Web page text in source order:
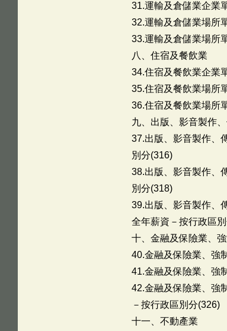
31.運輸及倉儲業企業
32.運輸及倉儲業場所
33.運輸及倉儲業場所
八、住宿及餐飲業
34.住宿及餐飲業企業
35.住宿及餐飲業場所
36.住宿及餐飲業場所
九、出版、影音製作
37.出版、影音製作、
別分(316)
38.出版、影音製作、
別分(318)
39.出版、影音製作、
全年薪資－按行政區
十、金融及保險業、
40.金融及保險業、強
41.金融及保險業、強
42.金融及保險業、強
－按行政區別分(326)
十一、不動產業